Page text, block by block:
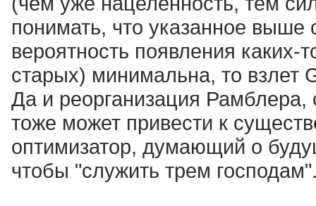
понимать, что указанное
вероятность появления каких-
старых) минимальна, то взлет
Да и реорганизация Рамблера,
тоже может привести к
оптимизатор, думающий о
чтобы "служить трем